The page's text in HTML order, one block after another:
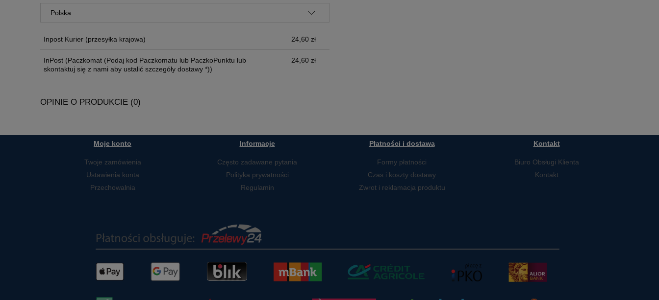
Inpost Kurier (przesyłka krajowa) 24,60 zł
InPost (Paczkomat (Podaj kod Paczkomatu lub PaczkoPunktu lub
skontaktuj się z nami aby ustalić szczegóły dostawy *))
24,60 zł
OPINIE O PRODUKCIE (0)
Moje konto
Twoje zamówienia
Ustawienia konta
Przechowalnia
Informacje
Często zadawane pytania
Polityka prywatności
Regulamin
Płatności i dostawa
Formy płatności
Czas i koszty dostawy
Zwrot i reklamacja produktu
Kontakt
Biuro Obsługi Klienta
Kontakt